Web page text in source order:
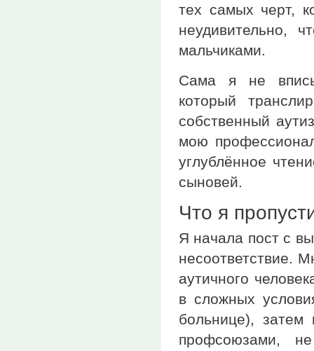
тех самых черт,
неудивительно,
мальчиками.
Сама я не
который
собственный
мою
углублённое
сыновей.
Что я
Я начала пост с
несоответствие.
аутичного
в сложных
больнице), затем
профсоюзами,